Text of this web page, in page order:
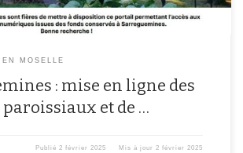
MOSELLE
: mise en ligne des
et de …
Publié2 février 2025 Mis à jour2 février 2025